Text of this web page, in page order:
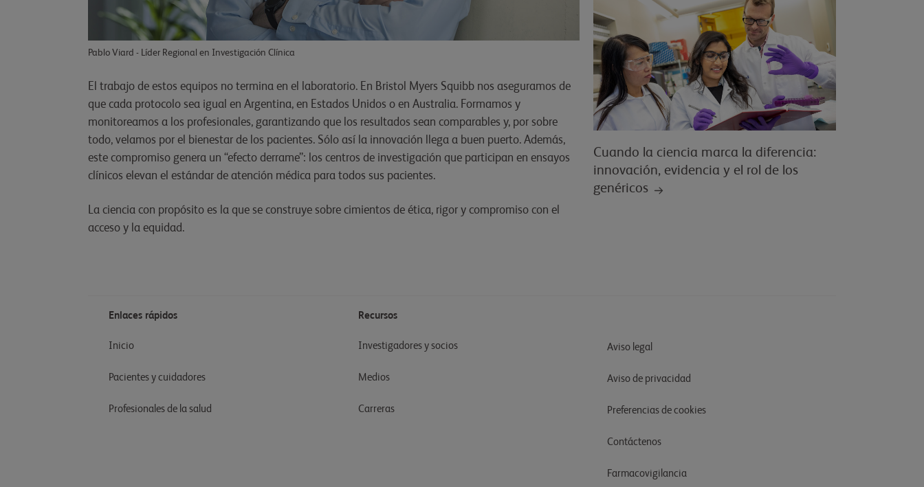
Pablo Viard - Líder Regional en Investigación Clínica
El trabajo de estos equipos no termina en el laboratorio. En Bristol Myers Squibb nos aseguramos de
que cada protocolo sea igual en Argentina, en Estados Unidos o en Australia. Formamos y
monitoreamos a los profesionales, garantizando que los resultados sean comparables y, por sobre
todo, velamos por el bienestar de los pacientes. Sólo así la innovación llega a buen puerto. Además,
este compromiso genera un “efecto derrame”: los centros de investigación que participan en ensayos
clínicos elevan el estándar de atención médica para todos sus pacientes.
La ciencia con propósito es la que se construye sobre cimientos de ética, rigor y compromiso con el
acceso y la equidad.
Cuando la ciencia marca la diferencia:
innovación, evidencia y el rol de los
genéricos
Enlaces rápidos
Inicio
Pacientes y cuidadores
Profesionales de la salud
Recursos
Investigadores y socios
Medios
Carreras
Aviso legal
Aviso de privacidad
Preferencias de cookies
Contáctenos
Farmacovigilancia